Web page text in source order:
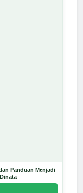
Panduan Menjadi